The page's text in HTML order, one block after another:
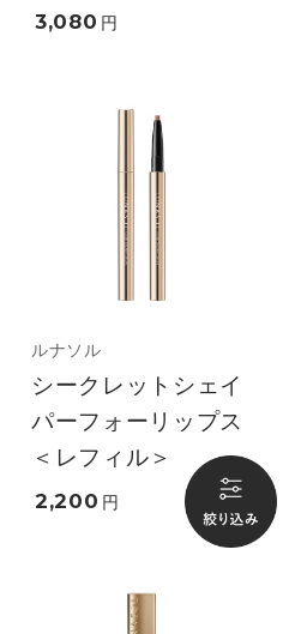
3,080 円
ルナソル
シークレットシェイ
パーフォーリップス
＜レフィル＞
2,200 円